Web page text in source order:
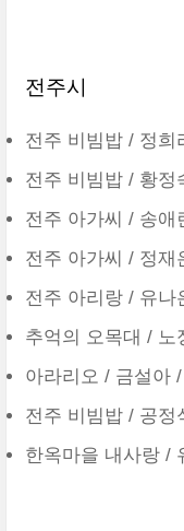
전주시
전주 비빔밥 / 정희
전주 비빔밥 / 황정
전주 아가씨 / 송애
전주 아가씨 / 정재
전주 아리랑 / 유나
추억의 오목대 / 노
아라리오 / 금설아 /
전주 비빔밥 / 공정
한옥마을 내사랑 /